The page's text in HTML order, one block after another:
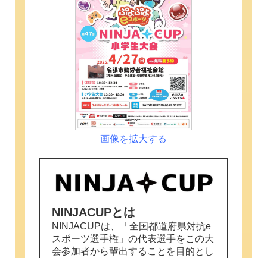
画像を拡大する
NINJACUPとは
NINJACUPは、「全国都道府県対抗e
スポーツ選手権」の代表選手をこの大
会参加者から輩出することを目的とし